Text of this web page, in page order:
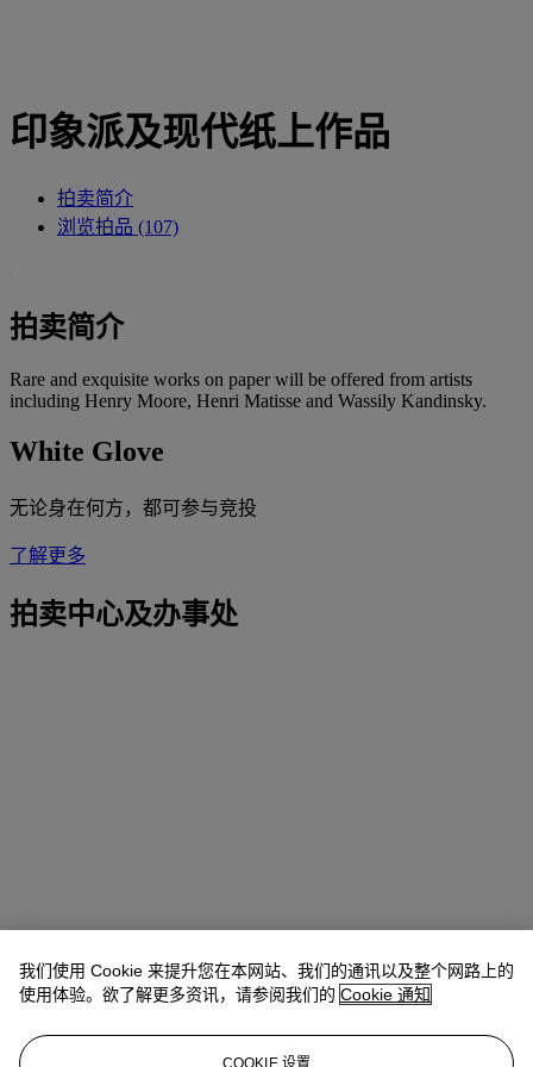
印象派及现代纸上作品
拍卖简介
浏览拍品 (107)
拍卖简介
Rare and exquisite works on paper will be offered from artists
including Henry Moore, Henri Matisse and Wassily Kandinsky.
White Glove
无论身在何方，都可参与竞投
了解更多
拍卖中心及办事处
我们使用 Cookie 来提升您在本网站、我们的通讯以及整个网路上的
使用体验。欲了解更多资讯，请参阅我们的 Cookie 通知
COOKIE 设置